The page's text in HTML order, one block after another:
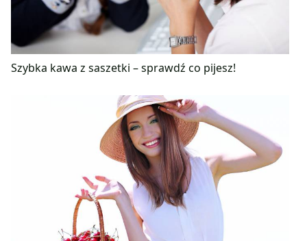
Szybka kawa z saszetki – sprawdź co pijesz!